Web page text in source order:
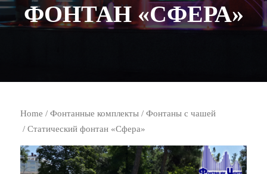
ФОНТАН «СФЕРА»
Home /Фонтанные комплекты /Фонтаны с чашей
/ Статический фонтан «Сфера»